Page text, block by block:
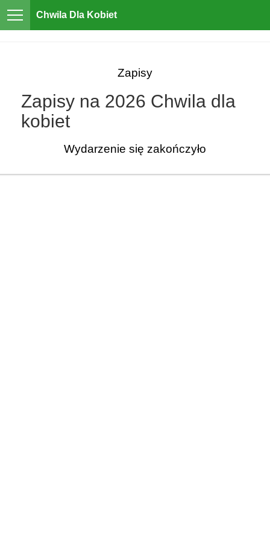
Chwila Dla Kobiet
Zapisy
Zapisy na 2026 Chwila dla
kobiet
Wydarzenie się zakończyło